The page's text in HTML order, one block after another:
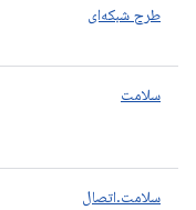
طرح شبکه‌ای
سلامت
سلامت.اتصال